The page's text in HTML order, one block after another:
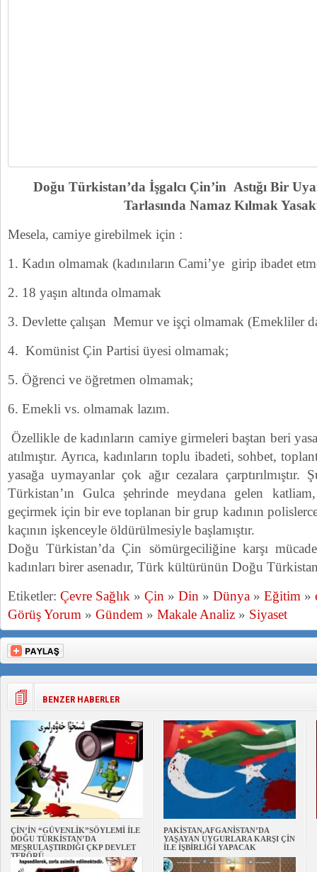
Doğu Türkistan’da İşgalcı Çin’in Astığı Bir
Tarlasında Namaz Kılmak
Mesela, camiye girebilmek için :
1. Kadın olmamak (kadınıların Cami’ye girip ibadet
2. 18 yaşın altında olmamak
3. Devlette çalışan Memur ve işçi olmamak (Emekliler
4. Komünist Çin Partisi üyesi olmamak;
5. Öğrenci ve öğretmen olmamak;
6. Emekli vs. olmamak lazım.
Özellikle de kadınların camiye girmeleri baştan beri
atılmıştır. Ayrıca, kadınların toplu ibadeti, sohbet,
yasağa uymayanlar çok ağır cezalara çarptırılmıştır.
Türkistan’ın Gulca şehrinde meydana gelen
geçirmek için bir eve toplanan bir grup kadının
kaçının işkenceyle öldürülmesiyle başlamıştır.
Doğu Türkistan’da Çin sömürgeciliğine karşı
kadınları birer asenadır, Türk kültürünün Doğu
Etiketler: Çevre Sağlık » Çin » Din » Dünya » Eğitim »
Görüş Yorum » Gündem » Makale Analiz » Siyaset
BENZER HABERLER
ÇİN’İN “GÜVENLİK”SÖYLEMİ İLE
DOĞU TÜRKİSTAN’DA
MEŞRULAŞTIRDIĞI ÇKP DEVLET
TERÖRÜ
PAKİSTAN,AFGANİSTAN’DA
YAŞAYAN UYGURLARA KARŞI ÇİN
İLE İŞBİRLİĞİ YAPACAK